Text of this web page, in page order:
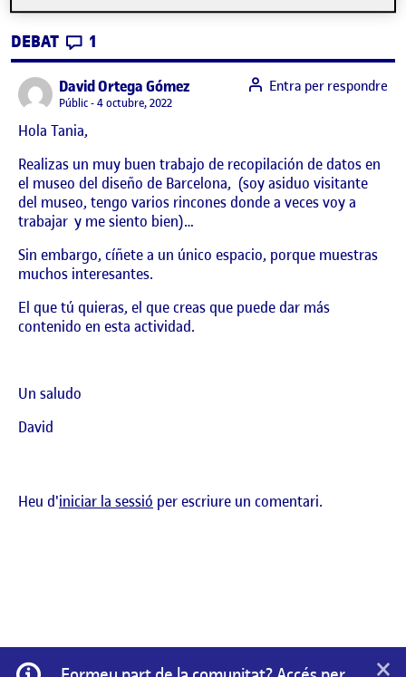
DEBAT CONTRIBUTIONS
1
David Ortega Gómezsays:
Visibilitat:
Públic 4 octubre, 2022
Hola Tania,
Realizas un muy buen trabajo de recopilación de datos en
el museo del diseño de Barcelona, (soy asiduo visitante
del museo, tengo varios rincones donde a veces voy a
trabajar y me siento bien)…
Sin embargo, cíñete a un único espacio, porque muestras
muchos interesantes.
El que tú quieras, el que creas que puede dar más
contenido en esta actividad.
Un saludo
David
Entra per respondre
Heu d'iniciar la sessió per escriure un comentari.
Informació